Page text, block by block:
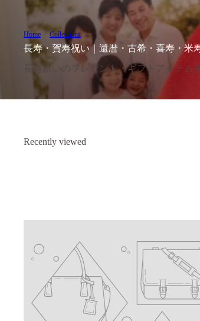
Home Collections
長寿・賀寿祝い｜還暦・古希・喜寿・米
長寿祝いのプレゼント・ギフトアイテム
Recently viewed